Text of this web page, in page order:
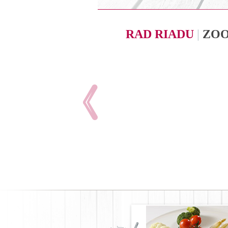
RAD RIADU |